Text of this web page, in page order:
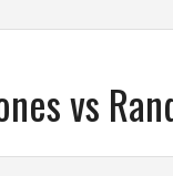
vs